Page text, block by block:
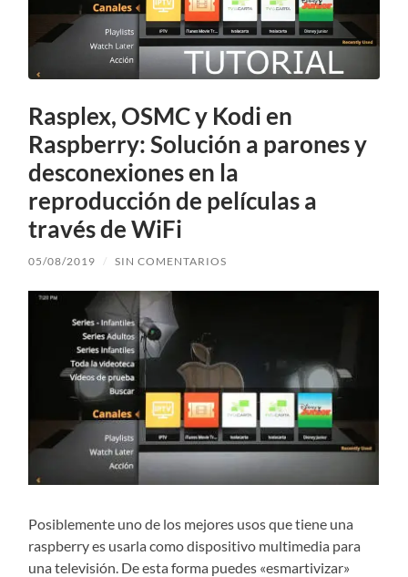
Rasplex, OSMC y Kodi en
Raspberry: Solución a parones y
desconexiones en la
reproducción de películas a
través de WiFi
05/08/2019 / SIN COMENTARIOS
Posiblemente uno de los mejores usos que tiene una
raspberry es usarla como dispositivo multimedia para
una televisión. De esta forma puedes «esmartivizar»